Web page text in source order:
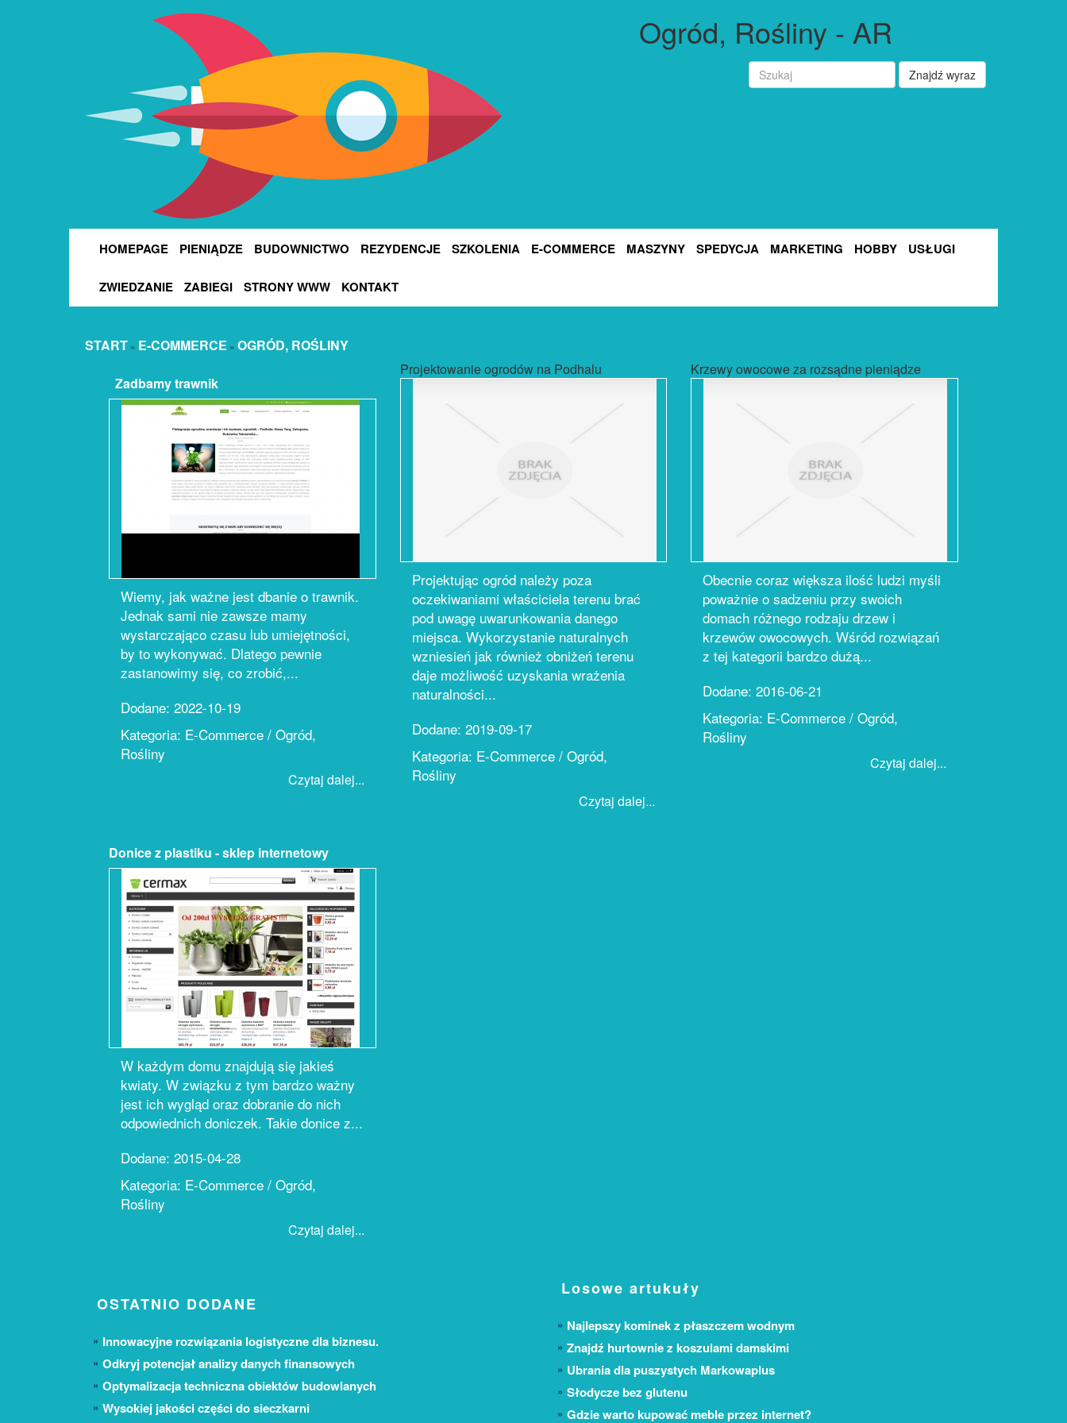
Ogród, Rośliny - AR
Znajdź wyraz
HOMEPAGE PIENIĄDZE BUDOWNICTWO REZYDENCJE SZKOLENIA E-COMMERCE MASZYNY SPEDYCJA MARKETING HOBBY USŁUGI
ZWIEDZANIE ZABIEGI STRONY WWW KONTAKT
START » E-COMMERCE » OGRÓD, ROŚLINY
Zadbamy trawnik
Wiemy, jak ważne jest dbanie o trawnik.
Jednak sami nie zawsze mamy
wystarczająco czasu lub umiejętności,
by to wykonywać. Dlatego pewnie
zastanowimy się, co zrobić,...
Dodane: 2022-10-19
Kategoria: E-Commerce / Ogród,
Rośliny
Czytaj dalej...
Projektowanie ogrodów na Podhalu
Projektując ogród należy poza
oczekiwaniami właściciela terenu brać
pod uwagę uwarunkowania danego
miejsca. Wykorzystanie naturalnych
wzniesień jak również obniżeń terenu
daje możliwość uzyskania wrażenia
naturalności...
Dodane: 2019-09-17
Kategoria: E-Commerce / Ogród,
Rośliny
Czytaj dalej...
Krzewy owocowe za rozsądne pieniądze
Obecnie coraz większa ilość ludzi myśli
poważnie o sadzeniu przy swoich
domach różnego rodzaju drzew i
krzewów owocowych. Wśród rozwiązań
z tej kategorii bardzo dużą...
Dodane: 2016-06-21
Kategoria: E-Commerce / Ogród,
Rośliny
Czytaj dalej...
Donice z plastiku - sklep internetowy
W każdym domu znajdują się jakieś
kwiaty. W związku z tym bardzo ważny
jest ich wygląd oraz dobranie do nich
odpowiednich doniczek. Takie donice z...
Dodane: 2015-04-28
Kategoria: E-Commerce / Ogród,
Rośliny
Czytaj dalej...
OSTATNIO DODANE
Innowacyjne rozwiązania logistyczne dla biznesu.
Odkryj potencjał analizy danych finansowych
Optymalizacja techniczna obiektów budowlanych
Wysokiej jakości części do sieczkarni
Losowe artukuły
Najlepszy kominek z płaszczem wodnym
Znajdź hurtownie z koszulami damskimi
Ubrania dla puszystych Markowaplus
Słodycze bez glutenu
Gdzie warto kupować meble przez internet?